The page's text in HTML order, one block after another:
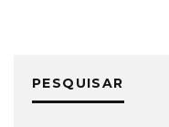
PESQUISAR